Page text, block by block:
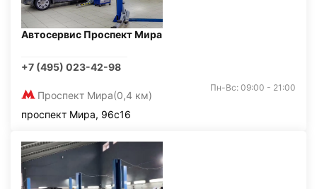
Автосервис Проспект Мира
+7 (495) 023-42-98
Проспект Мира(0,4 км)
Пн-Вс: 09:00 - 21:00
проспект Мира, 96с16